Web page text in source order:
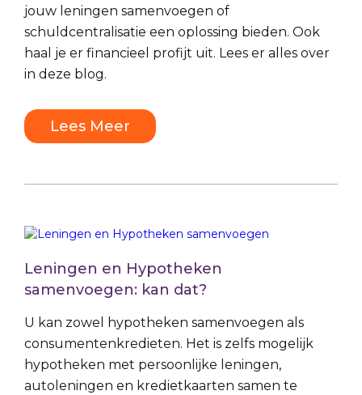
jouw leningen samenvoegen of
schuldcentralisatie een oplossing bieden. Ook
haal je er financieel profijt uit. Lees er alles over
in deze blog.
Lees Meer
Leningen en Hypotheken
samenvoegen: kan dat?
U kan zowel hypotheken samenvoegen als
consumentenkredieten. Het is zelfs mogelijk
hypotheken met persoonlijke leningen,
autoleningen en kredietkaarten samen te